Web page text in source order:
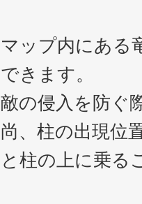
マップ内にある
できます。
敵の侵入を防ぐ
尚、柱の出現位
と柱の上に乗る